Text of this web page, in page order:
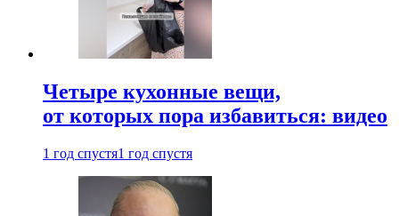
Четыре кухонные вещи,
от которых пора избавиться: видео
1 год спустя1 год спустя